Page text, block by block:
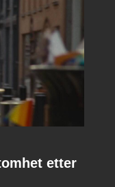
etter